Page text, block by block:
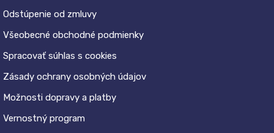
Odstúpenie od zmluvy
Všeobecné obchodné podmienky
Spracovať súhlas s cookies
Zásady ochrany osobných údajov
Možnosti dopravy a platby
Vernostný program